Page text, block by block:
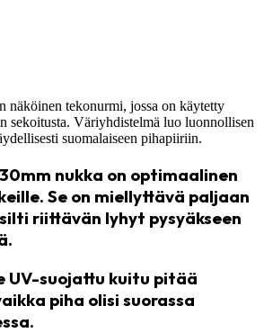
näköinen tekonurmi, jossa on käytetty
sekoitusta. Väriyhdistelmä luo luonnollisen
suomalaiseen pihapiiriin.
nukka on optimaalinen
Se on miellyttävä paljaan
riittävän lyhyt pysyäkseen
UV-suojattu kuitu pitää
piha olisi suorassa